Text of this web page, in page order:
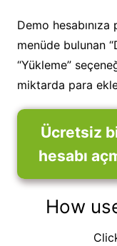
Demo
menüde bulunan
“Yükleme”
miktarda para
Ücretsiz
hesabı
How